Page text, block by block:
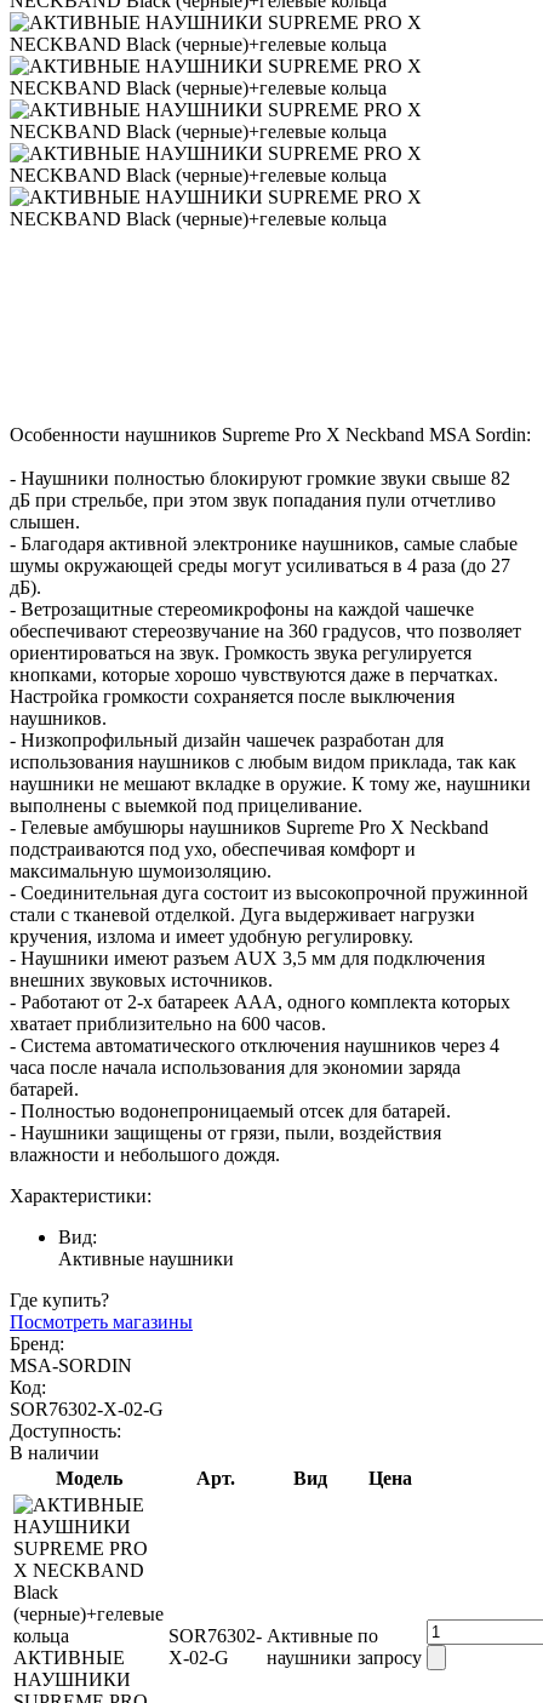
Особенности наушников Supreme Pro X Neckband MSA Sordin:
- Наушники полностью блокируют громкие звуки свыше 82
дБ при стрельбе, при этом звук попадания пули отчетливо
слышен.
- Благодаря активной электронике наушников, самые слабые
шумы окружающей среды могут усиливаться в 4 раза (до 27
дБ).
- Ветрозащитные стереомикрофоны на каждой чашечке
обеспечивают стереозвучание на 360 градусов, что позволяет
ориентироваться на звук. Громкость звука регулируется
кнопками, которые хорошо чувствуются даже в перчатках.
Настройка громкости сохраняется после выключения
наушников.
- Низкопрофильный дизайн чашечек разработан для
использования наушников с любым видом приклада, так как
наушники не мешают вкладке в оружие. К тому же, наушники
выполнены с выемкой под прицеливание.
- Гелевые амбушюры наушников Supreme Pro X Neckband
подстраиваются под ухо, обеспечивая комфорт и
максимальную шумоизоляцию.
- Соединительная дуга состоит из высокопрочной пружинной
стали с тканевой отделкой. Дуга выдерживает нагрузки
кручения, излома и имеет удобную регулировку.
- Наушники имеют разъем AUX 3,5 мм для подключения
внешних звуковых источников.
- Работают от 2-х батареек ААА, одного комплекта которых
хватает приблизительно на 600 часов.
- Система автоматического отключения наушников через 4
часа после начала использования для экономии заряда
батарей.
- Полностью водонепроницаемый отсек для батарей.
- Наушники защищены от грязи, пыли, воздействия
влажности и небольшого дождя.
Характеристики:
Вид:
Активные наушники
Где купить?
Посмотреть магазины
Бренд:
MSA-SORDIN
Код:
SOR76302-Х-02-G
Доступность:
В наличии
Модель
Арт. Вид Цена
АКТИВНЫЕ
НАУШНИКИ
SOR76302-
Х-02-G
Активные
наушники
по
запросу